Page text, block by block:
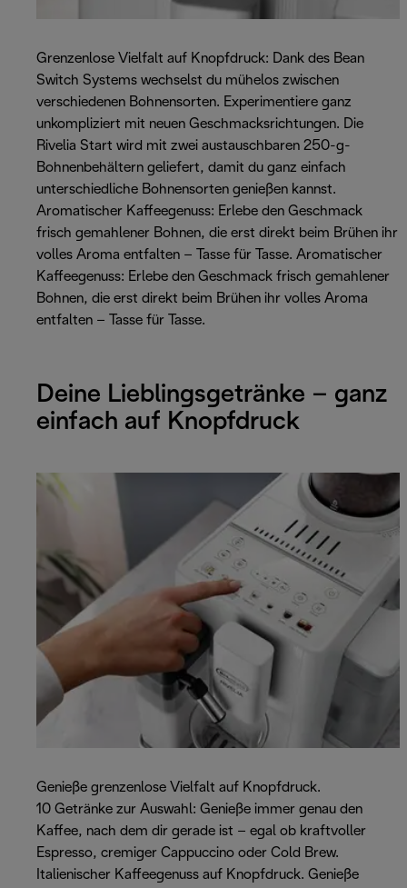
Grenzenlose Vielfalt auf Knopfdruck: Dank des Bean
Switch Systems wechselst du mühelos zwischen
verschiedenen Bohnensorten. Experimentiere ganz
unkompliziert mit neuen Geschmacksrichtungen. Die
Rivelia Start wird mit zwei austauschbaren 250-g-
Bohnenbehältern geliefert, damit du ganz einfach
unterschiedliche Bohnensorten genießen kannst.
Aromatischer Kaffeegenuss: Erlebe den Geschmack
frisch gemahlener Bohnen, die erst direkt beim Brühen ihr
volles Aroma entfalten – Tasse für Tasse. Aromatischer
Kaffeegenuss: Erlebe den Geschmack frisch gemahlener
Bohnen, die erst direkt beim Brühen ihr volles Aroma
entfalten – Tasse für Tasse.
Deine Lieblingsgetränke – ganz
einfach auf Knopfdruck
Genieße grenzenlose Vielfalt auf Knopfdruck.
10 Getränke zur Auswahl: Genieße immer genau den
Kaffee, nach dem dir gerade ist – egal ob kraftvoller
Espresso, cremiger Cappuccino oder Cold Brew.
Italienischer Kaffeegenuss auf Knopfdruck. Genieße